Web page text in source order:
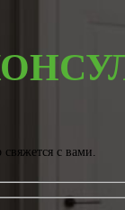
с вами.